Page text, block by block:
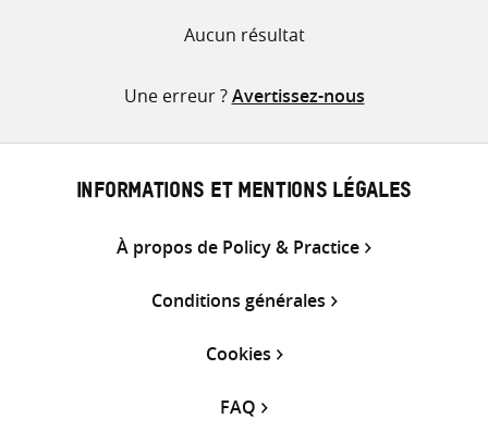
Aucun résultat
Une erreur ?Avertissez-nous
INFORMATIONS ET MENTIONS LÉGALES
À propos de Policy & Practice
Conditions générales
Cookies
FAQ